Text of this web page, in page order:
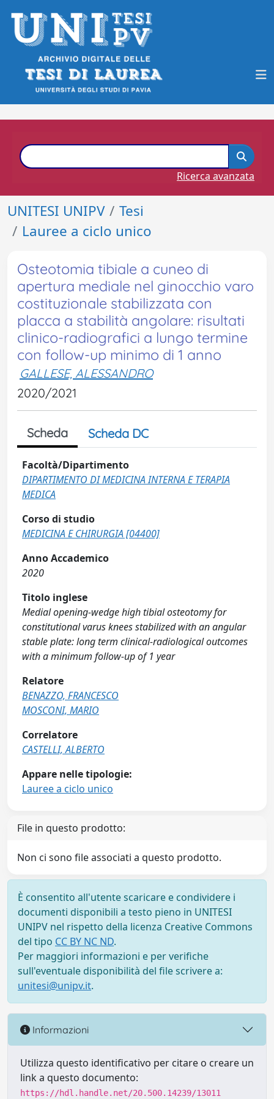
Ricerca avanzata
UNITESI UNIPV
Tesi
Lauree a ciclo unico
Osteotomia tibiale a cuneo di
apertura mediale nel ginocchio varo
costituzionale stabilizzata con
placca a stabilità angolare: risultati
clinico-radiografici a lungo termine
con follow-up minimo di 1 anno
GALLESE, ALESSANDRO
2020/2021
Scheda Scheda DC
Facoltà/Dipartimento
DIPARTIMENTO DI MEDICINA INTERNA E TERAPIA
MEDICA
Corso di studio
MEDICINA E CHIRURGIA [04400]
Anno Accademico
2020
Titolo inglese
Medial opening-wedge high tibial osteotomy for
constitutional varus knees stabilized with an angular
stable plate: long term clinical-radiological outcomes
with a minimum follow-up of 1 year
Relatore
BENAZZO, FRANCESCO
MOSCONI, MARIO
Correlatore
CASTELLI, ALBERTO
Appare nelle tipologie:
Lauree a ciclo unico
File in questo prodotto:
Non ci sono file associati a questo prodotto.
È consentito all'utente scaricare e condividere i
documenti disponibili a testo pieno in UNITESI
UNIPV nel rispetto della licenza Creative Commons
del tipo CC BY NC ND.
Per maggiori informazioni e per verifiche
sull'eventuale disponibilità del file scrivere a:
unitesi@unipv.it.
Informazioni
Utilizza questo identificativo per citare o creare un
link a questo documento:
https://hdl.handle.net/20.500.14239/13011